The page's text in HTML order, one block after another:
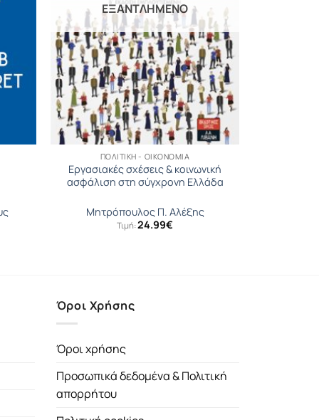
ΕΞΑΝΤΛΗΜΈΝΟ
ΠΟΛΙΤΙΚΉ - ΟΙΚΟΝΟΜΊΑ
Εργασιακές σχέσεις & κοινωνική
ασφάλιση στη σύγχρονη Ελλάδα
Μητρόπουλος Π. Αλέξης
Τιμή:24.99€
Όροι Χρήσης
Όροι χρήσης
Προσωπικά δεδομένα & Πολιτική
απορρήτου